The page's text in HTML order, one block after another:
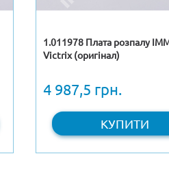
1.011978 Плата розпалу
Victrix (оригінал)
4 987,5 грн.
КУПИТИ